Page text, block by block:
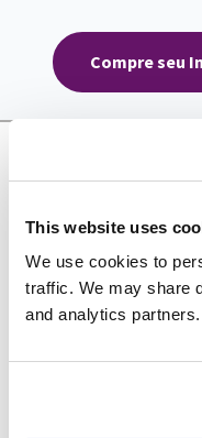
This website uses
We use cookies to
traffic. We may share
and analytics partners.
Compre seu